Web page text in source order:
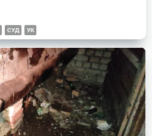
СУД УК